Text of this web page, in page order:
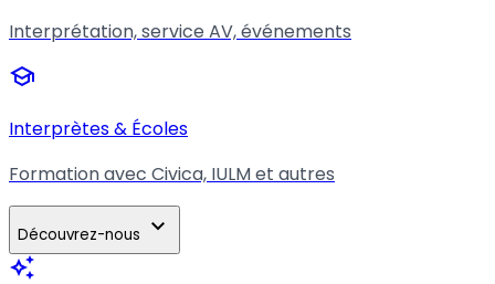
Interprétation, service AV, événements
school
Interprètes & Écoles
Formation avec Civica, IULM et autres
Découvrez-nous expand_more
auto_awesome